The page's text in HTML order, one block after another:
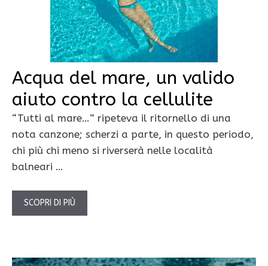
Acqua del mare, un valido
aiuto contro la cellulite
“Tutti al mare…” ripeteva il ritornello di una
nota canzone; scherzi a parte, in questo periodo,
chi più chi meno si riverserà nelle località
balneari …
SCOPRI DI PIÙ